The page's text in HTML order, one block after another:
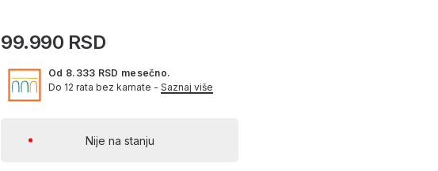
99.990 RSD
Od 8.333 RSD mesečno.
Do 12 rata bez kamate - Saznaj više
Nije na stanju